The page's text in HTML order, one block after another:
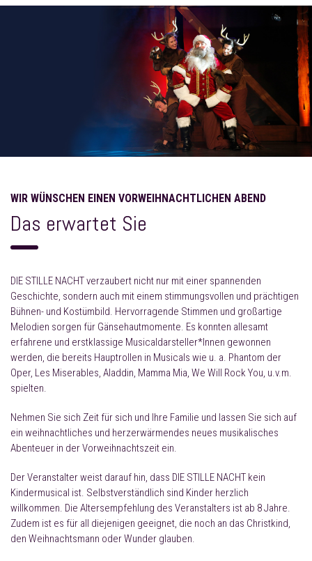
WIR WÜNSCHEN EINEN VORWEIHNACHTLICHEN ABEND
Das erwartet Sie
DIE STILLE NACHT verzaubert nicht nur mit einer spannenden
Geschichte, sondern auch mit einem stimmungsvollen und prächtigen
Bühnen- und Kostümbild. Hervorragende Stimmen und großartige
Melodien sorgen für Gänsehautmomente. Es konnten allesamt
erfahrene und erstklassige Musicaldarsteller*Innen gewonnen
werden, die bereits Hauptrollen in Musicals wie u. a. Phantom der
Oper, Les Miserables, Aladdin, Mamma Mia, We Will Rock You, u.v.m.
spielten.
Nehmen Sie sich Zeit für sich und Ihre Familie und lassen Sie sich auf
ein weihnachtliches und herzerwärmendes neues musikalisches
Abenteuer in der Vorweihnachtszeit ein.
Der Veranstalter weist darauf hin, dass DIE STILLE NACHT kein
Kindermusical ist. Selbstverständlich sind Kinder herzlich
willkommen. Die Altersempfehlung des Veranstalters ist ab 8 Jahre.
Zudem ist es für all diejenigen geeignet, die noch an das Christkind,
den Weihnachtsmann oder Wunder glauben.